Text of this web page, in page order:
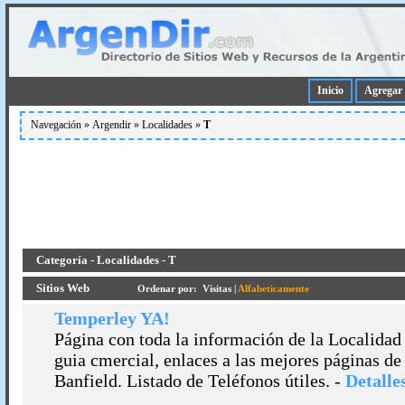
Inicio Agregar
Navegación » Argendir » Localidades » T
Categoría - Localidades - T
Sitios Web Ordenar por: Visitas | Alfabeticamente
Temperley YA!
Página con toda la información de la
guia cmercial, enlaces a las mejores páginas
Banfield. Listado de Teléfonos útiles. -